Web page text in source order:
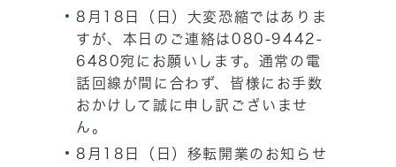
8月18日（日）大変恐縮ではありま
すが、本日のご連絡は080-9442-
6480宛にお願いします。通常の電
話回線が間に合わず、皆様にお手数
おかけして誠に申し訳ございませ
ん。
8月18日（日）移転開業のお知らせ